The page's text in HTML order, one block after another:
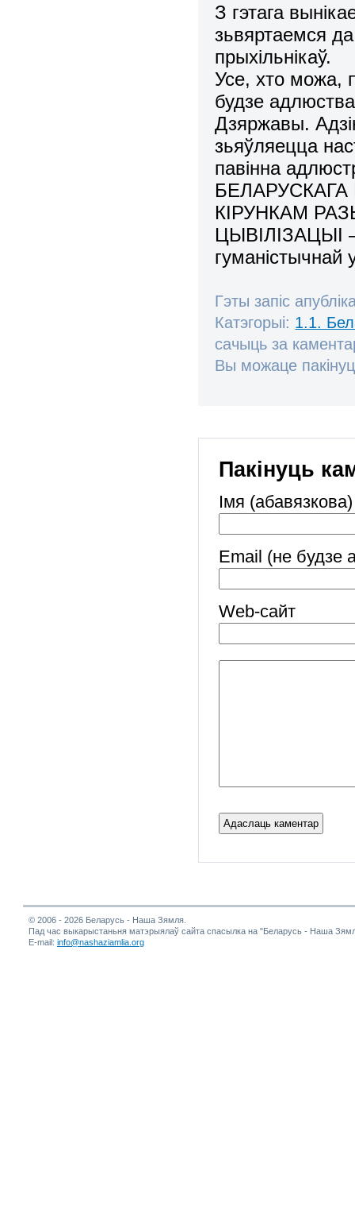
З гэтага
зьвяртаемся
прыхільнікаў.
Усе, хто можа,
будзе
Дзяржавы.
зьяўляецца
павінна
БЕЛАРУСКАГА
КІРУНКАМ
ЦЫВІЛІЗАЦЫІ
гуманістычнай
Гэты запіс
Катэгорыі: 1.1.
сачыць за
Вы можаце
Пакінуць
Імя (абавязкова)
Email (не будзе
Web-cайт
© 2006 - 2026 Беларусь - Наша Зямля.
Пад час выкарыстаньня матэрыялаў сайта спасылка на "Беларусь - Наша
E-mail: info@nashaziamlia.org